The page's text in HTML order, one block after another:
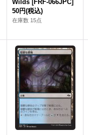
Wilds [FRF-066JPC]
50円(税込)
在庫数 15点